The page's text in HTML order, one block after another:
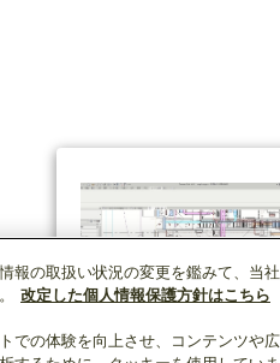
報の取扱い状況の変更を鑑みて、当
改定した個人情報保護方針はこちら
での体験を向上させ、コンテンツや